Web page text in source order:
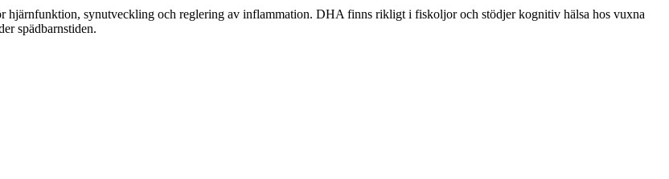
hjärnfunktion, synutveckling och reglering av inflammation. DHA finns rikligt i fiskoljor och stödjer kognitiv hälsa hos vuxna
spädbarnstiden.